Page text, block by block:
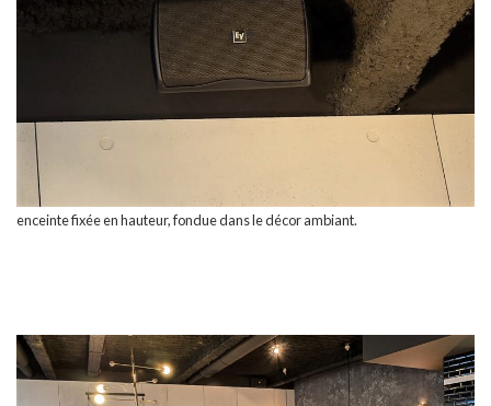
enceinte fixée en hauteur, fondue dans le décor ambiant.